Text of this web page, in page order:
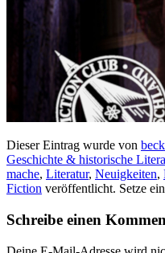
Dieser Eintrag wurde von
Geschichte & historische
mache, Literatur, Neuigkeiten,
Fiction veröffentlicht. Setze
Schreibe einen